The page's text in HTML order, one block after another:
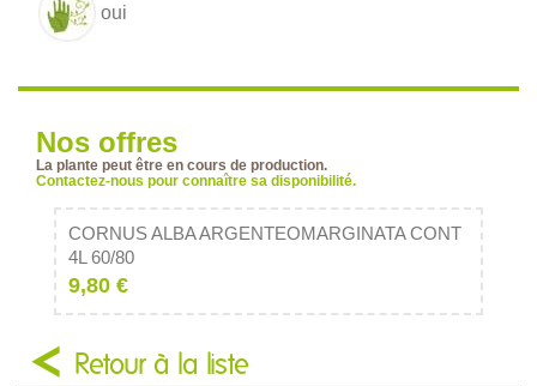
oui
Nos offres
La plante peut être en cours de production.
Contactez-nous pour connaître sa disponibilité.
CORNUS ALBA ARGENTEOMARGINATA CONT
4L 60/80
9,80 €
Retour à la liste